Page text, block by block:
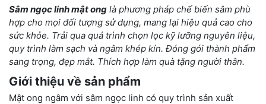
Sâm ngọc linh mật ong là phương pháp chế biến sâm phù
hợp cho mọi đối tượng sử dụng, mang lại hiệu quả cao cho
sức khỏe. Trải qua quá trình chọn lọc kỹ lưỡng nguyên liệu,
quy trình làm sạch và ngâm khép kín. Đóng gói thành phẩm
sang trọng, đẹp mắt. Thích hợp làm quà tặng người thân.
Giới thiệu về sản phẩm
Mật ong ngâm với sâm ngọc linh có quy trình sản xuất